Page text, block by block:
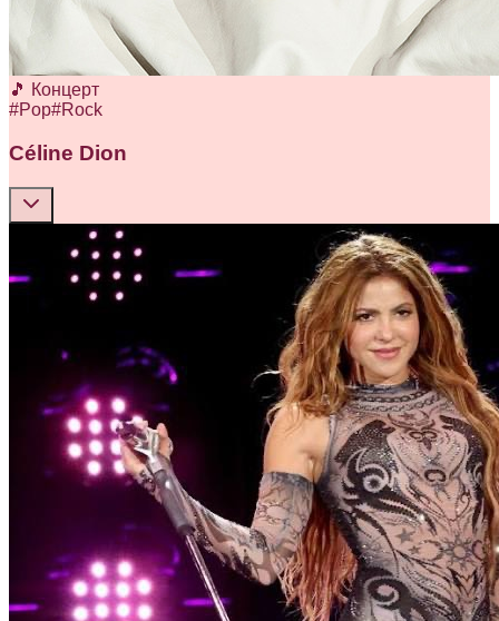
🎵 Концерт
#Pop#Rock
Céline Dion